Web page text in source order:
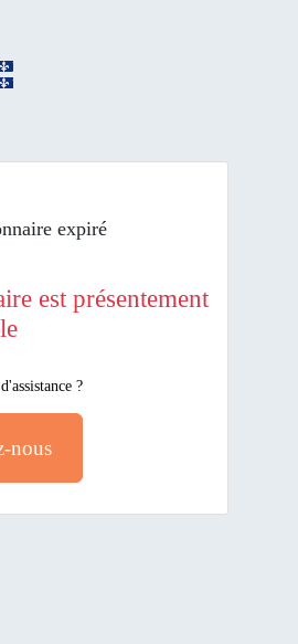
expiré
est présentement
?
nous